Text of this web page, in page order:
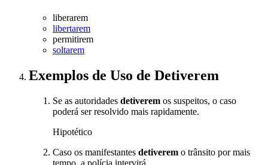
liberarem
libertarem
permitirem
soltarem
Exemplos de Uso de Detiverem
Se as autoridades detiverem os suspeitos, o caso
poderá ser resolvido mais rapidamente.
Hipotético
Caso os manifestantes detiverem o trânsito por mais
tempo, a polícia intervirá.